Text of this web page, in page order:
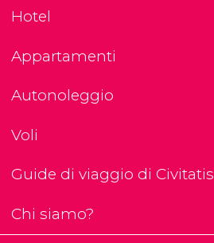
Hotel
Appartamenti
Autonoleggio
Voli
Guide di viaggio di Civitatis
Chi siamo?